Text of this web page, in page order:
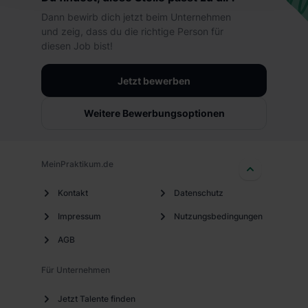
hierbei die Einwilligung zur Übermittlung deiner Daten in
die USA (Art. 49 Abs. 1 S. 1 lit. a) DS-GVO). Die USA
verfügen über kein angemessenes Datenschutzniveau
Einwilligung jederzeit mit Wirkung für die Zukunft ganz
oder teilweise über unsere Datenschutzerklärung unter
dem Punkt „Datenschutz-Einstellungen“ widerrufen.
Informationen:
Datenschutzerklärung
Dann bewirb dich jetzt beim Unternehmen
und zeig, dass du die richtige Person für
diesen Job bist!
Jetzt bewerben
Weitere Bewerbungsoptionen
MeinPraktikum.de
Kontakt
Impressum
AGB
Datenschutz
Nutzungsbedingungen
Für Unternehmen
Jetzt Talente finden